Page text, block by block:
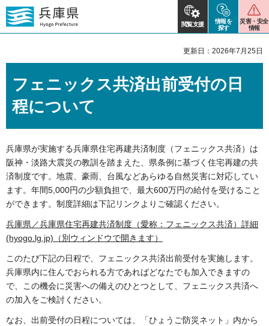
閲覧支援
情報を
探す
災害・安全
情報
更新日：2026年7月25日
フェニックス共済出前受付の日
程について
兵庫県が実施する兵庫県住宅再建共済制度（フェニックス共済）は
阪神・淡路大震災の教訓を踏まえた、県条例に基づく住宅再建の共
済制度です。地震、豪雨、台風などあらゆる自然災害に対応してい
ます。年間5,000円の少額負担で、最大600万円の給付を受けること
ができます。制度詳細は下記リンクよりご確認ください。
兵庫県／兵庫県住宅再建共済制度（愛称：フェニックス共済）詳細
(hyogo.lg.jp)（別ウィンドウで開きます）
このたび下記の日程で、フェニックス共済出前受付を実施します。
兵庫県内に住んでおられる方であればどなたでも加入できますの
で、この機会に災害への備えのひとつとして、フェニックス共済へ
の加入をご検討ください。
なお、出前受付の日程については、「ひょうご防災ネット」内から